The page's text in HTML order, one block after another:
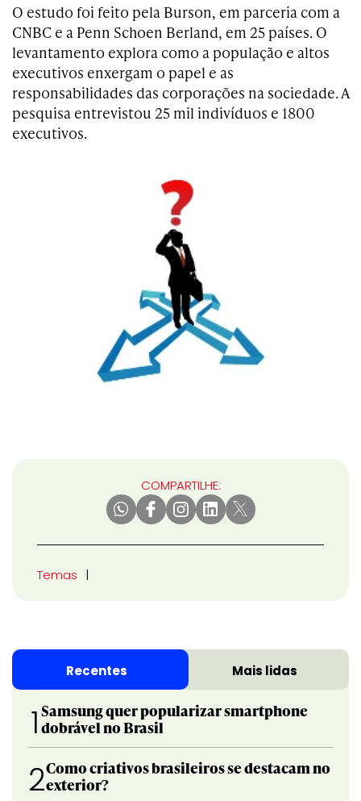
O estudo foi feito pela Burson, em parceria com a
CNBC e a Penn Schoen Berland, em 25 países. O
levantamento explora como a população e altos
executivos enxergam o papel e as
responsabilidades das corporações na sociedade. A
pesquisa entrevistou 25 mil indivíduos e 1800
executivos.
COMPARTILHE:
Temas
Recentes Mais lidas
1 Samsung quer popularizar smartphone
dobrável no Brasil
2Como criativos brasileiros se destacam no
exterior?